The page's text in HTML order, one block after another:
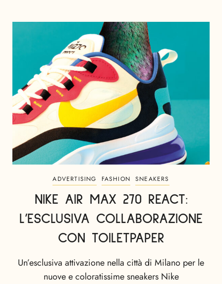
ADVERTISING FASHION SNEAKERS
NIKE AIR MAX 270 REACT:
L’ESCLUSIVA COLLABORAZIONE
CON TOILETPAPER
Un’esclusiva attivazione nella città di Milano per le
nuove e coloratissime sneakers Nike